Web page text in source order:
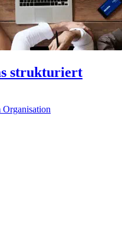
strukturiert
Organisation